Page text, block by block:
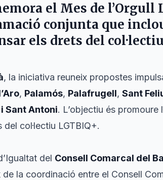
el Mes de l’Orgull
conjunta que
els drets del
, la iniciativa reuneix propostes
, Palamós, Palafrugell, Sant
Sant Antoni. L’objectiu és
col·lectiu LGTBIQ+.
del Consell Comarcal del
la coordinació entre el Consell